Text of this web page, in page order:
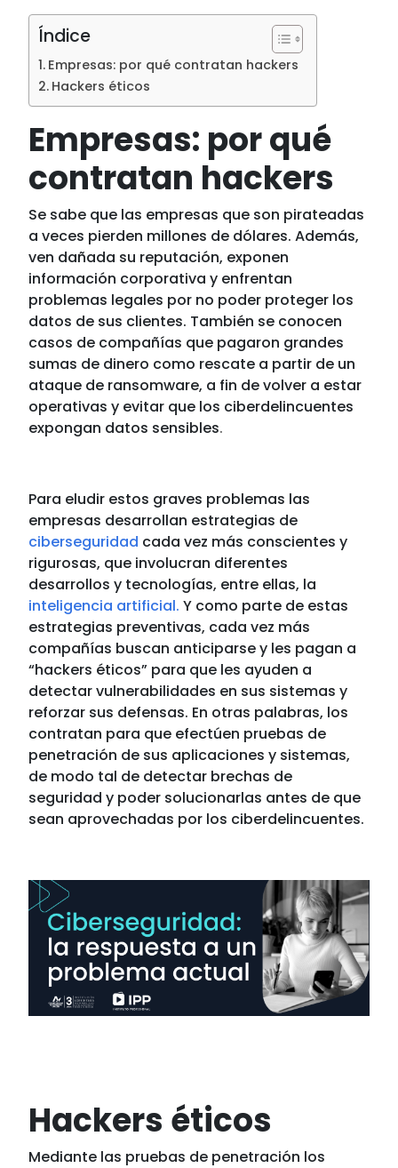
Índice
Empresas: por qué contratan hackers
Hackers éticos
Empresas: por qué
contratan hackers
Se sabe que las empresas que son pirateadas
a veces pierden millones de dólares. Además,
ven dañada su reputación, exponen
información corporativa y enfrentan
problemas legales por no poder proteger los
datos de sus clientes. También se conocen
casos de compañías que pagaron grandes
sumas de dinero como rescate a partir de un
ataque de ransomware, a fin de volver a estar
operativas y evitar que los ciberdelincuentes
expongan datos sensibles.
Para eludir estos graves problemas las
empresas desarrollan estrategias de
ciberseguridad cada vez más conscientes y
rigurosas, que involucran diferentes
desarrollos y tecnologías, entre ellas, la
inteligencia artificial. Y como parte de estas
estrategias preventivas, cada vez más
compañías buscan anticiparse y les pagan a
“hackers éticos” para que les ayuden a
detectar vulnerabilidades en sus sistemas y
reforzar sus defensas. En otras palabras, los
contratan para que efectúen pruebas de
penetración de sus aplicaciones y sistemas,
de modo tal de detectar brechas de
seguridad y poder solucionarlas antes de que
sean aprovechadas por los ciberdelincuentes.
Hackers éticos
Mediante las pruebas de penetración los